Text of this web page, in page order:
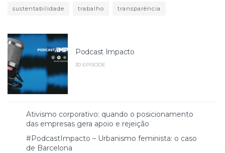
sustentabilidade trabalho transparência
Podcast Impacto
30 EPISODE
Ativismo corporativo: quando o posicionamento
das empresas gera apoio e rejeição
#PodcastImpacto – Urbanismo feminista: o caso
de Barcelona